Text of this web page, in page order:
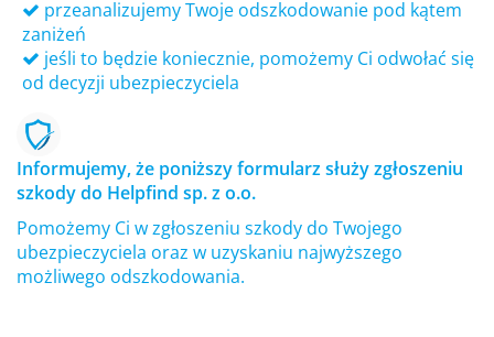
przeanalizujemy Twoje odszkodowanie pod kątem
zaniżeń
jeśli to będzie koniecznie, pomożemy Ci odwołać się
od decyzji ubezpieczyciela
Informujemy, że poniższy formularz służy zgłoszeniu
szkody do Helpfind sp. z o.o.
Pomożemy Ci w zgłoszeniu szkody do Twojego
ubezpieczyciela oraz w uzyskaniu najwyższego
możliwego odszkodowania.